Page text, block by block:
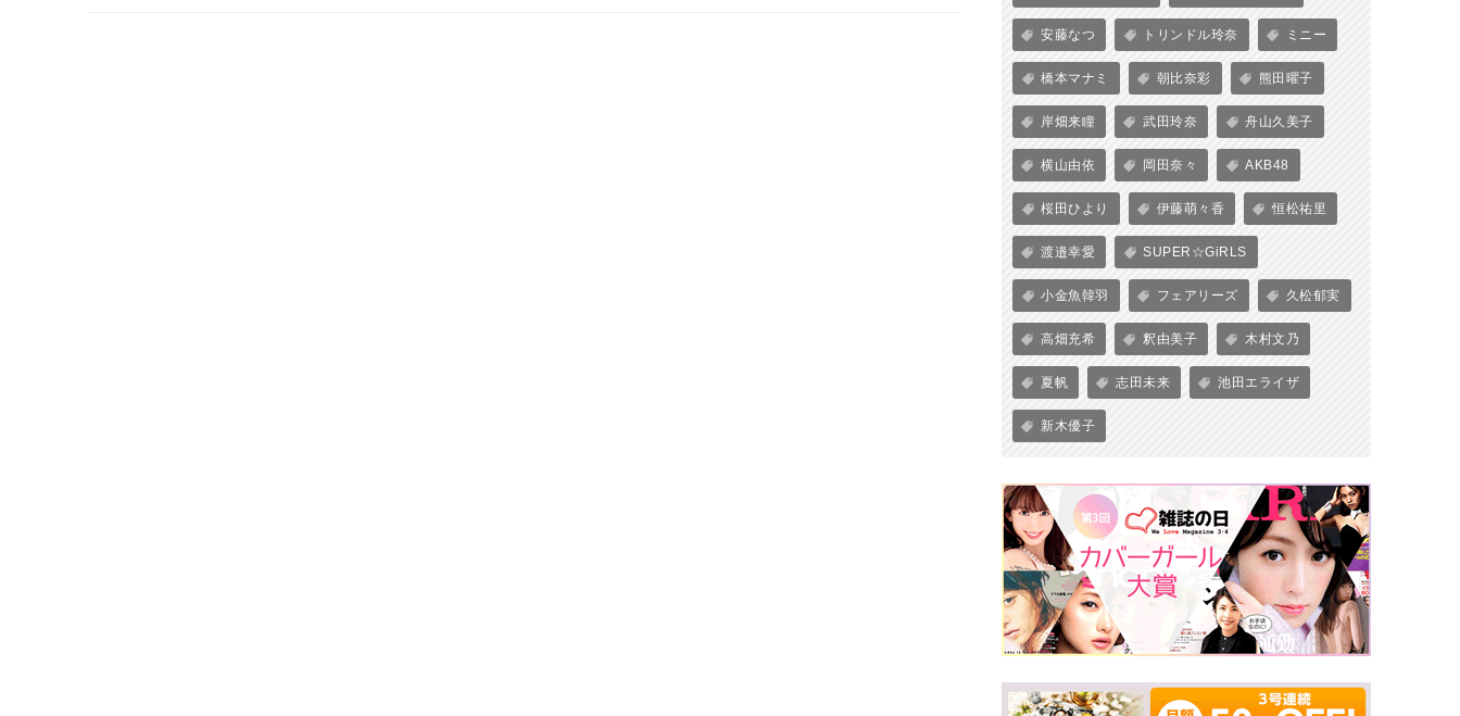
安藤なつ トリンドル玲奈 ミニー
橋本マナミ 朝比奈彩 熊田曜子
岸畑来瞳 武田玲奈 舟山久美子
横山由依 岡田奈々 AKB48
桜田ひより 伊藤萌々香 恒松祐里
渡邉幸愛 SUPER☆GiRLS
小金魚韓羽 フェアリーズ 久松郁実
高畑充希 釈由美子 木村文乃
夏帆 志田未来 池田エライザ
新木優子